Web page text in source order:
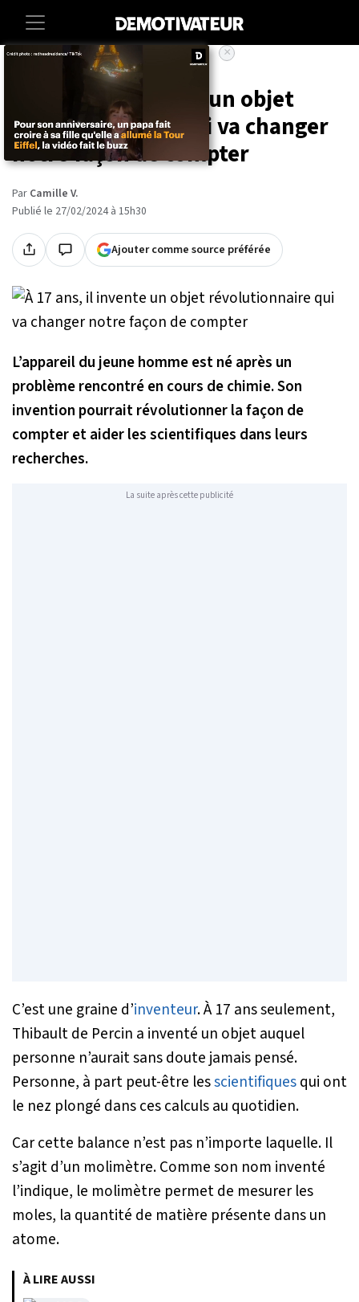
Societe Insolite
À 17 ans, il invente un objet
révolutionnaire qui va changer
notre façon de compter
Par Camille V.
Publié le 27/02/2024 à 15h30
Ajouter comme source préférée
L’appareil du jeune homme est né après un
problème rencontré en cours de chimie. Son
invention pourrait révolutionner la façon de
compter et aider les scientifiques dans leurs
recherches.
La suite après cette publicité
C’est une graine d’inventeur. À 17 ans seulement,
Thibault de Percin a inventé un objet auquel
personne n’aurait sans doute jamais pensé.
Personne, à part peut-être lesscientifiquesqui ont
le nez plongé dans ces calculs au quotidien.
Car cette balance n’est pas n’importe laquelle. Il
s’agit d’un molimètre. Comme son nom inventé
l’indique, le molimètre permet de mesurer les
moles, la quantité de matière présente dans un
atome.
À LIRE AUSSI
×